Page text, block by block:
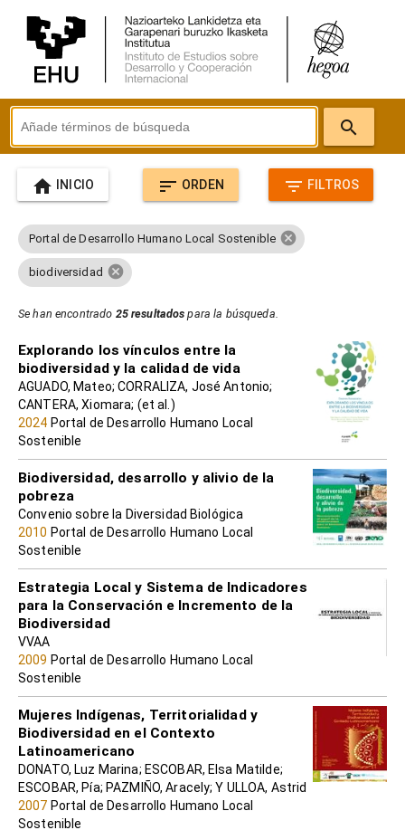
search
home INICIO sort ORDEN filter_list FILTROS
Portal de Desarrollo Humano Local Sostenible cancel
biodiversidad cancel
Se han encontrado 25 resultados para la búsqueda.
Explorando los vínculos entre la
biodiversidad y la calidad de vida
AGUADO, Mateo; CORRALIZA, José Antonio;
CANTERA, Xiomara; (et al.)
2024 Portal de Desarrollo Humano Local
Sostenible
Biodiversidad, desarrollo y alivio de la
pobreza
Convenio sobre la Diversidad Biológica
2010 Portal de Desarrollo Humano Local
Sostenible
Estrategia Local y Sistema de Indicadores
para la Conservación e Incremento de la
Biodiversidad
VVAA
2009 Portal de Desarrollo Humano Local
Sostenible
Mujeres Indígenas, Territorialidad y
Biodiversidad en el Contexto
Latinoamericano
DONATO, Luz Marina; ESCOBAR, Elsa Matilde;
ESCOBAR, Pía; PAZMIÑO, Aracely; Y ULLOA, Astrid
2007 Portal de Desarrollo Humano Local
Sostenible